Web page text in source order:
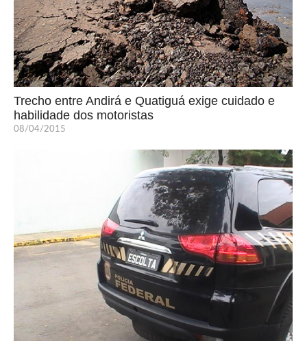
Trecho entre Andirá e Quatiguá exige cuidado e
habilidade dos motoristas
08/04/2015